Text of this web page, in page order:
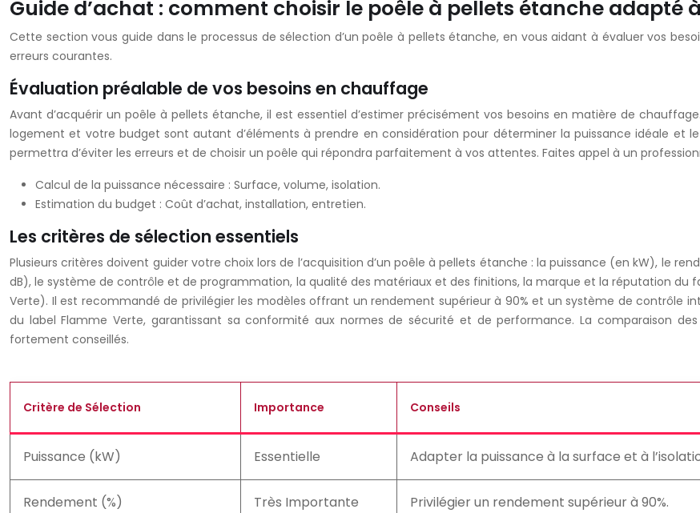
Guide d’achat : comment choisir le poêle à pellets étanche adapté
Cette section vous guide dans le processus de sélection d’un poêle à pellets étanche, en vous aidant à évaluer vos
erreurs courantes.
Évaluation préalable de vos besoins en chauffage
Avant d’acquérir un poêle à pellets étanche, il est essentiel d’estimer précisément vos besoins en matière de
logement et votre budget sont autant d’éléments à prendre en considération pour déterminer la puissance idéale et
permettra d’éviter les erreurs et de choisir un poêle qui répondra parfaitement à vos attentes. Faites appel à un
Calcul de la puissance nécessaire : Surface, volume, isolation.
Estimation du budget : Coût d’achat, installation, entretien.
Les critères de sélection essentiels
Plusieurs critères doivent guider votre choix lors de l’acquisition d’un poêle à pellets étanche : la puissance (en kW), le
dB), le système de contrôle et de programmation, la qualité des matériaux et des finitions, la marque et la réputation du
Verte). Il est recommandé de privilégier les modèles offrant un rendement supérieur à 90% et un système de contrôle
du label Flamme Verte, garantissant sa conformité aux normes de sécurité et de performance. La comparaison
fortement conseillés.
Critère de Sélection Importance Conseils
Puissance (kW) Essentielle Adapter la puissance à la surface et à
Rendement (%) Très Importante Privilégier un rendement supérieur à 90%.